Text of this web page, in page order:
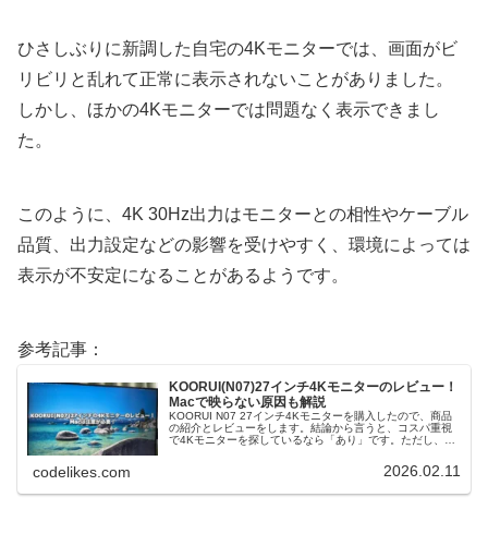
ひさしぶりに新調した自宅の4Kモニターでは、画面がビ
リビリと乱れて正常に表示されないことがありました。
しかし、ほかの4Kモニターでは問題なく表示できまし
た。
このように、4K 30Hz出力はモニターとの相性やケーブル
品質、出力設定などの影響を受けやすく、環境によっては
表示が不安定になることがあるようです。
参考記事：
KOORUI(N07)27インチ4Kモニターのレビュー！
Macで映らない原因も解説
KOORUI N07 27インチ4Kモニターを購入したので、商品
の紹介とレビューをします。結論から言うと、コスパ重視
で4Kモニターを探しているなら「あり」です。ただし、
codelikes.com 2026.02.11